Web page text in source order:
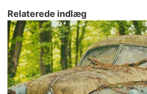
Relaterede indlæg